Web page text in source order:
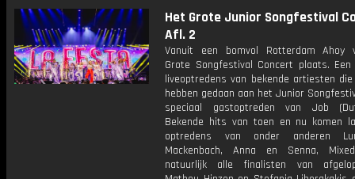
Het Grote Junior Songfestival
Afl. 2
Vanuit een bomvol Rotterdam Ahoy
Grote Songfestival Concert plaats.
liveoptredens van bekende artiesten
hebben gedaan aan het Junior
speciaal gastoptreden van Job
Bekende hits van toen en nu komen
optredens van onder anderen
Mackenbach, Anna en Senna,
natuurlijk alle finalisten van